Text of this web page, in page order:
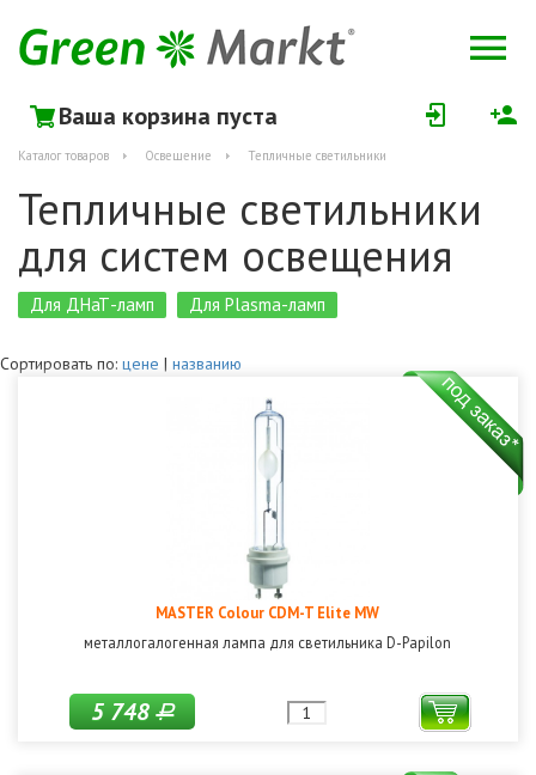
Ваша корзина пуста
Каталог товаров Освещение Тепличные светильники
Тепличные светильники
для систем освещения
Для ДНаТ-ламп Для Plasma-ламп
Сортировать по: цене | названию
MASTER Colour CDM-T Elite MW
металлогалогенная лампа для светильника D-Papilon
5 748Р